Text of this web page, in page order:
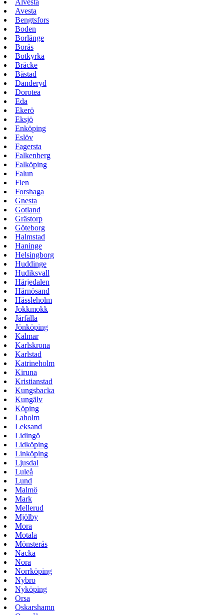
Alvesta
Avesta
Bengtsfors
Boden
Borlänge
Borås
Botkyrka
Bräcke
Båstad
Danderyd
Dorotea
Eda
Ekerö
Eksjö
Enköping
Eslöv
Fagersta
Falkenberg
Falköping
Falun
Flen
Forshaga
Gnesta
Gotland
Grästorp
Göteborg
Halmstad
Haninge
Helsingborg
Huddinge
Hudiksvall
Härjedalen
Härnösand
Hässleholm
Jokkmokk
Järfälla
Jönköping
Kalmar
Karlskrona
Karlstad
Katrineholm
Kiruna
Kristianstad
Kungsbacka
Kungälv
Köping
Laholm
Leksand
Lidingö
Lidköping
Linköping
Ljusdal
Luleå
Lund
Malmö
Mark
Mellerud
Mjölby
Mora
Motala
Mönsterås
Nacka
Nora
Norrköping
Nybro
Nyköping
Orsa
Oskarshamn